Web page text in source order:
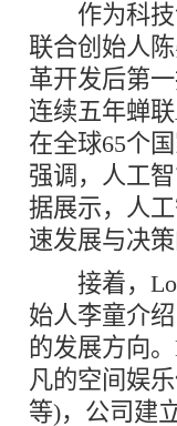
作为科技
联合创始人
革开发后第
连续五年蝉
在全球65个
强调，人工
据展示，人
速发展与决策
接着，
始人李童介
的发展方向
凡的空间娱
等)，公司建